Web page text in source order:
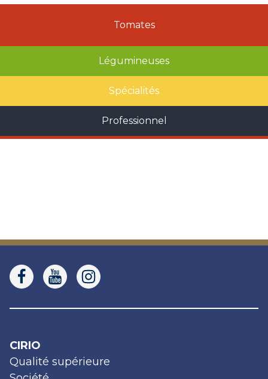
Tomates
Légumineuses
Spécialités
Professionnel
CIRIO
Qualité supérieure